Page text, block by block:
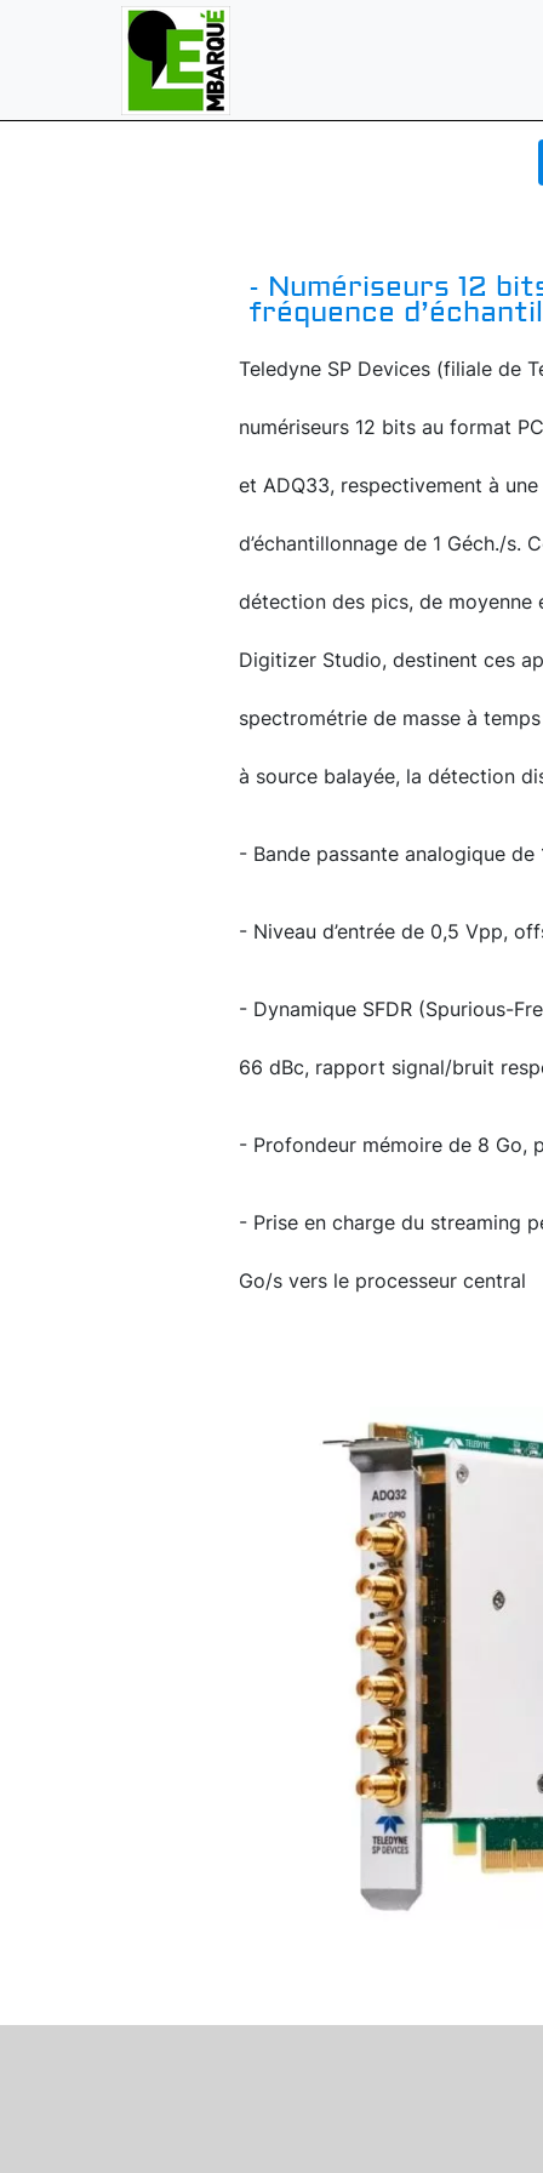
- Numériseurs 12
fréquence
Teledyne SP Devices (filiale de
numériseurs 12 bits au format
et ADQ33, respectivement à
d’échantillonnage de 1 Géch./s.
détection des pics, de moyenne
Digitizer Studio, destinent ces
spectrométrie de masse à
à source balayée, la détection
- Bande passante analogique de
- Niveau d’entrée de 0,5 Vpp,
- Dynamique SFDR (Spurious-
66 dBc, rapport signal/bruit
- Profondeur mémoire de 8 Go,
- Prise en charge du streaming
Go/s vers le processeur central